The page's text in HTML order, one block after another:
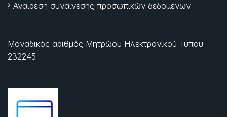
Αναίρεση συναίνεσης προσωπικών δεδομένων
Μοναδικός αριθμός Μητρώου Ηλεκτρονικού Τύπου
232245